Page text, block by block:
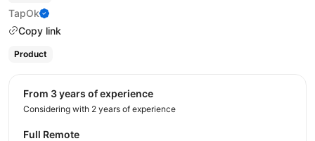
TapOk
Copy link
Product
from 3 years of experience
Considering with 2 years of experience
Full Remote